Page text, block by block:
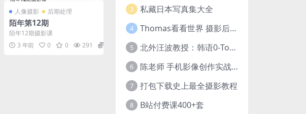
12.6
人像摄影 后期处理
陌年第12期
陌年12期摄影课
3 年前
0 0 291
3 私藏日本写真集大全
4 Thomas看看世界 摄影后期调色：给摄影爱好者的色彩课 网盘下载
5 北外汪波教授：韩语0-Topik6全程班
6 陈老师 手机影像创作实战课程：从入门到精通【完结】
7 打包下载史上最全摄影教程
8 B站付费课400+套